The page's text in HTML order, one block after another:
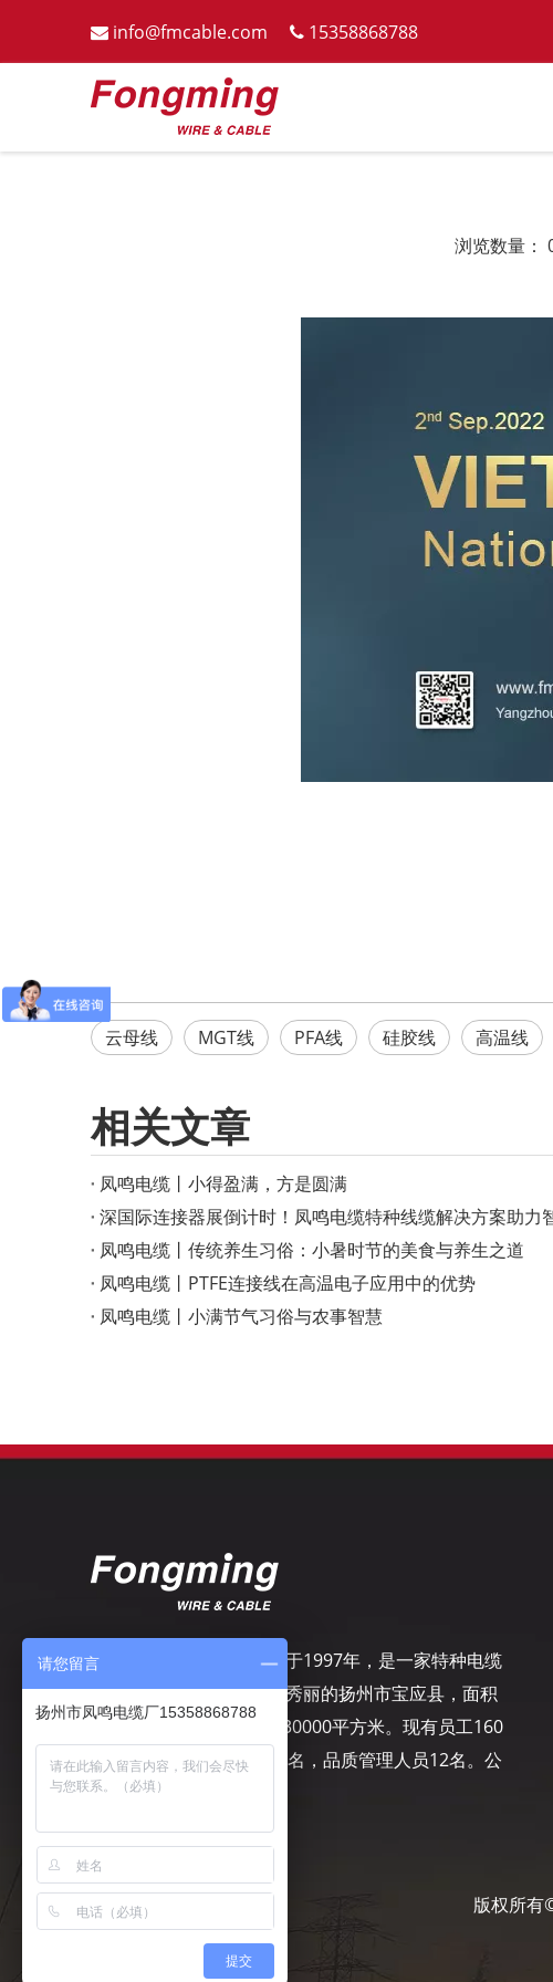
 info@fmcable.com  15358868788
浏览数量：
云母线 MGT线 PFA线 硅胶线 高温线
相关文章
凤鸣电缆丨小得盈满，方是圆满
深国际连接器展倒计时！凤鸣电缆特种线缆解决方案助力
凤鸣电缆丨传统养生习俗：小暑时节的美食与养生之道
凤鸣电缆丨PTFE连接线在高温电子应用中的优势
凤鸣电缆丨小满节气习俗与农事智慧
扬州市凤鸣电缆厂，成立于1997年，是一家特种电缆
专业制造商，坐落在风景秀丽的扬州市宝应县，面积
50000平方米，建筑面积30000平方米。现有员工160
名，其中工程技术人员10名，品质管理人员12名。公
司致力于精细管理……
版权所有
请您留言
扬州市凤鸣电缆厂15358868788
提交